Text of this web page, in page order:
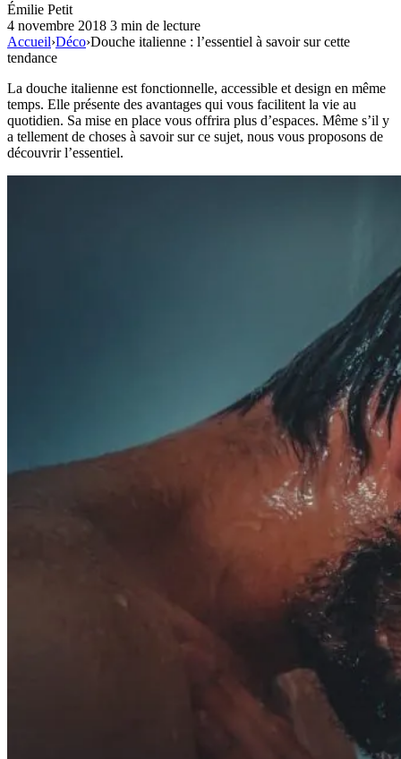
Émilie Petit
4 novembre 2018 3 min de lecture
Accueil›Déco›Douche italienne : l’essentiel à savoir sur cette
tendance
La douche italienne est fonctionnelle, accessible et design en même
temps. Elle présente des avantages qui vous facilitent la vie au
quotidien. Sa mise en place vous offrira plus d’espaces. Même s’il y
a tellement de choses à savoir sur ce sujet, nous vous proposons de
découvrir l’essentiel.